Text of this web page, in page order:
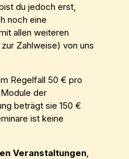
du jedoch erst,
noch eine
allen weiteren
Zahlweise) von uns
Regelfall 50 € pro
der
beträgt sie 150 €
ist keine
Veranstaltungen